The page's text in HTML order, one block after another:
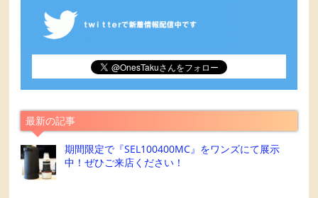
最新の記事
期間限定で『SEL100400MC』をワンズにて展示
中！ぜひご来店ください！